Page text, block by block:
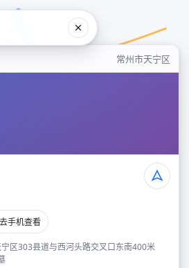
常州市天宁区
去手机查看
区303县道与西河头路交叉口东南400米